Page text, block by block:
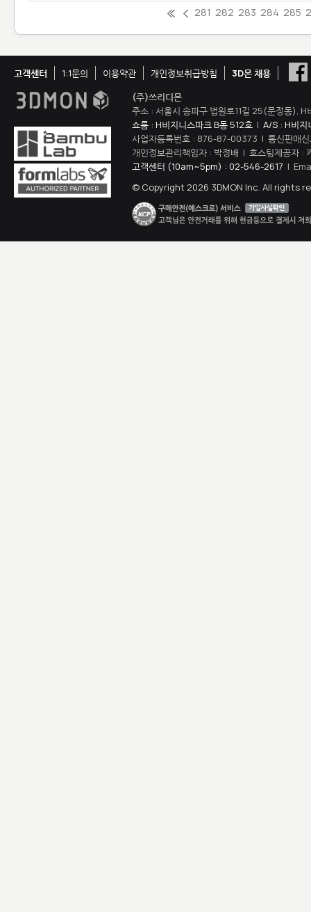
281 282 283 284 285
고객센터 1:1문의 이용약관 개인정보취급방침
3D몬 채용
(주)쓰리디몬
주소 : 서울시 송파구 법원로11길 25(문정동),
쇼룸 : H비지니스파크 B동 512호 | A/S : H비지
사업자등록번호 : 876-87-00373 | 통신판매
개인정보관리책임자 : 박정배 | 호스팅제공자 :
고객센터 (10am~5pm) : 02-546-2617 |
© Copyright 2026 3DMON Inc. All rights